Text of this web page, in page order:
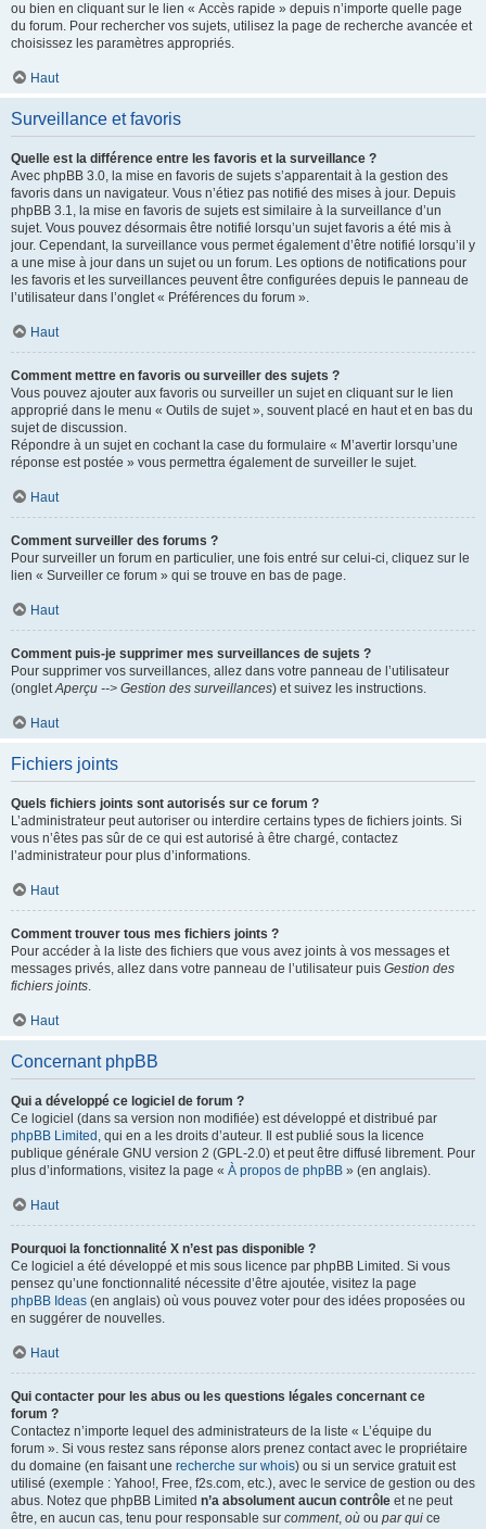
ou bien en cliquant sur le lien « Accès rapide » depuis n’importe quelle page
du forum. Pour rechercher vos sujets, utilisez la page de recherche avancée et
choisissez les paramètres appropriés.
Haut
Surveillance et favoris
Quelle est la différence entre les favoris et la surveillance ?
Avec phpBB 3.0, la mise en favoris de sujets s’apparentait à la gestion des
favoris dans un navigateur. Vous n’étiez pas notifié des mises à jour. Depuis
phpBB 3.1, la mise en favoris de sujets est similaire à la surveillance d’un
sujet. Vous pouvez désormais être notifié lorsqu’un sujet favoris a été mis à
jour. Cependant, la surveillance vous permet également d’être notifié lorsqu’il y
a une mise à jour dans un sujet ou un forum. Les options de notifications pour
les favoris et les surveillances peuvent être configurées depuis le panneau de
l’utilisateur dans l’onglet « Préférences du forum ».
Haut
Comment mettre en favoris ou surveiller des sujets ?
Vous pouvez ajouter aux favoris ou surveiller un sujet en cliquant sur le lien
approprié dans le menu « Outils de sujet », souvent placé en haut et en bas du
sujet de discussion.
Répondre à un sujet en cochant la case du formulaire « M’avertir lorsqu’une
réponse est postée » vous permettra également de surveiller le sujet.
Haut
Comment surveiller des forums ?
Pour surveiller un forum en particulier, une fois entré sur celui-ci, cliquez sur le
lien « Surveiller ce forum » qui se trouve en bas de page.
Haut
Comment puis-je supprimer mes surveillances de sujets ?
Pour supprimer vos surveillances, allez dans votre panneau de l’utilisateur
(ongletAperçu --> Gestion des surveillances) et suivez les instructions.
Haut
Fichiers joints
Quels fichiers joints sont autorisés sur ce forum ?
L’administrateur peut autoriser ou interdire certains types de fichiers joints. Si
vous n’êtes pas sûr de ce qui est autorisé à être chargé, contactez
l’administrateur pour plus d’informations.
Haut
Comment trouver tous mes fichiers joints ?
Pour accéder à la liste des fichiers que vous avez joints à vos messages et
messages privés, allez dans votre panneau de l’utilisateur puis Gestion des
fichiers joints.
Haut
Concernant phpBB
Qui a développé ce logiciel de forum ?
Ce logiciel (dans sa version non modifiée) est développé et distribué par
phpBB Limited , qui en a les droits d’auteur. Il est publié sous la licence
publique générale GNU version 2 (GPL-2.0) et peut être diffusé librement. Pour
plus d’informations, visitez la page « À propos de phpBB » (en anglais).
Haut
Pourquoi la fonctionnalité X n’est pas disponible ?
Ce logiciel a été développé et mis sous licence par phpBB Limited. Si vous
pensez qu’une fonctionnalité nécessite d’être ajoutée, visitez la page
phpBB Ideas (en anglais) où vous pouvez voter pour des idées proposées ou
en suggérer de nouvelles.
Haut
Qui contacter pour les abus ou les questions légales concernant ce
forum ?
Contactez n’importe lequel des administrateurs de la liste « L’équipe du
forum ». Si vous restez sans réponse alors prenez contact avec le propriétaire
du domaine (en faisant une recherche sur whois) ou si un service gratuit est
utilisé (exemple : Yahoo!, Free, f2s.com, etc.), avec le service de gestion ou des
abus. Notez que phpBB Limited n’a absolument aucun contrôle et ne peut
être, en aucun cas, tenu pour responsable sur comment, où ou par qui ce